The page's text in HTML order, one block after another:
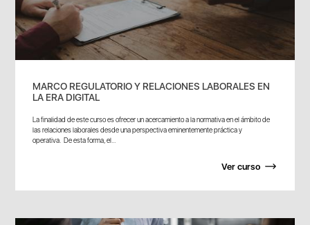
MARCO REGULATORIO Y RELACIONES LABORALES EN
LA ERA DIGITAL
La finalidad de este curso es ofrecer un acercamiento a la normativa en el ámbito de
las relaciones laborales desde una perspectiva eminentemente práctica y
operativa. De esta forma, el...
Ver curso